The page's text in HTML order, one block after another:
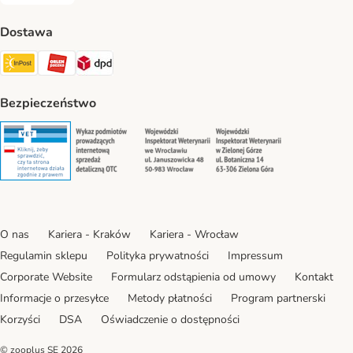
Dostawa
Paczkomat® Shipping Method
ORLEN Paczka Shipping Method
DPD Shipping Method
Bezpieczeństwo
Security Security Security
O nas Kariera - Kraków
Kariera - Wrocław
Regulamin sklepu
Polityka prywatności
Impressum
Corporate Website
Formularz odstąpienia od umowy
Kontakt
Informacje o przesyłce
Metody płatności
Program partnerski
Korzyści
DSA Oświadczenie o dostępności
© zooplus SE 2026